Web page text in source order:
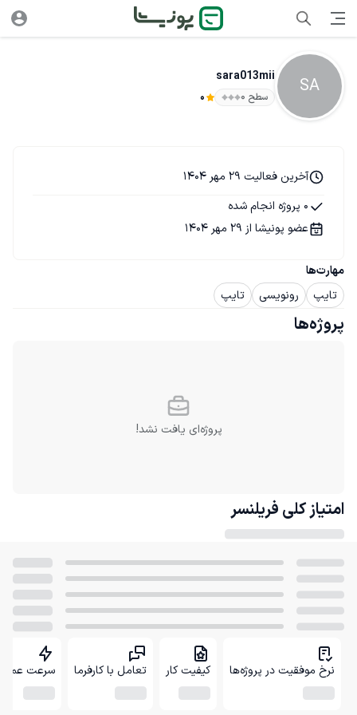
SA
sara013mii
سطح ۰ 0
مهارت‌ها
تایپ
رونویسی تایپ
آخرین فعالیت 29 مهر 1404
0 پروژه انجام شده
عضو پونیشا از 29 مهر 1404
پروژه‌ها
پروژه‌ای یافت نشد!
امتیاز کلی فریلنسر
نرخ موفقیت در پروژه‌ها کیفیت کار تعامل با کارفرما سرعت عمل